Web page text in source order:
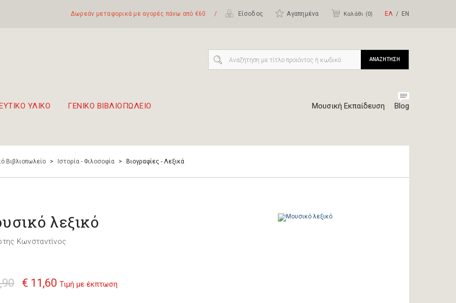
Δωρεάν μεταφορικά με αγορές πάνω από €60 / Είσοδος Αγαπημένα Καλάθι (0) ΕΛ ΕΝ
ΥΛΙΚΟ ΓΕΝΙΚΟ ΒΙΒΛΙΟΠΩΛΕΙΟ Μουσική Εκπαίδευση Blog
ΑΝΑΖΗΤΗΣΗ
Βιβλιοπωλείο > Ιστορία - Φιλοσοφία > Βιογραφίες - Λεξικά
λεξικό
Κωνσταντίνος
€ 11,60 Τιμή με έκπτωση